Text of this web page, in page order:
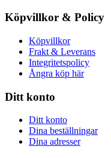
Köpvillkor & Policy
Köpvillkor
Frakt & Leverans
Integritetspolicy
Ångra köp här
Ditt konto
Ditt konto
Dina beställningar
Dina adresser